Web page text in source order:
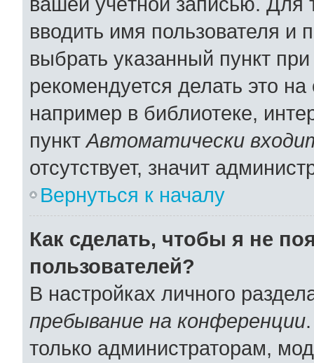
вводить имя пользователя
выбрать указанный пункт
рекомендуется делать это
например в библиотеке,
пунктАвтоматически
отсутствует, значит
Вернуться к началу
Как сделать, чтобы я не
пользователей?
В настройках личного
пребывание на конференции
только администраторам,